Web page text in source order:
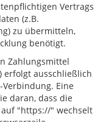
Vertrags
(z.B.
zu übermitteln,
benötigt.
Zahlungsmittel
erfolgt ausschließlich
Verbindung. Eine
daran, dass die
"https://" wechselt